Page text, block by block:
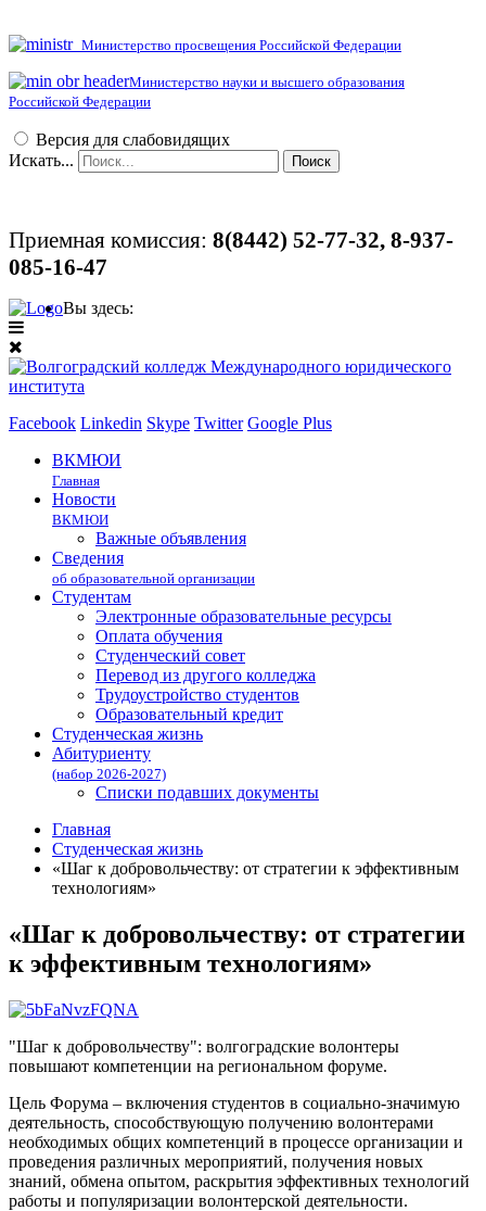
Министерство просвещения Российской Федерации
Министерство науки и высшего образования
Российской Федерации
Версия для слабовидящих
Искать...
Поиск
Приемная комиссия: 8(8442) 52-77-32, 8-937-
085-16-47
Facebook Linkedin Skype Twitter Google Plus
ВКМЮИ
Главная
Новости
ВКМЮИ
Важные объявления
Сведения
об образовательной организации
Студентам
Электронные образовательные ресурсы
Оплата обучения
Студенческий совет
Перевод из другого колледжа
Трудоустройство студентов
Образовательный кредит
Студенческая жизнь
Абитуриенту
(набор 2026-2027)
Списки подавших документы
Вы здесь:
Главная
Студенческая жизнь
«Шаг к добровольчеству: от стратегии к эффективным
технологиям»
«Шаг к добровольчеству: от стратегии
к эффективным технологиям»
"Шаг к добровольчеству": волгоградские волонтеры
повышают компетенции на региональном форуме.
Цель Форума – включения студентов в социально-значимую
деятельность, способствующую получению волонтерами
необходимых общих компетенций в процессе организации и
проведения различных мероприятий, получения новых
знаний, обмена опытом, раскрытия эффективных технологий
работы и популяризации волонтерской деятельности.